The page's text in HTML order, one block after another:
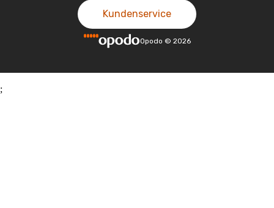
Kundenservice
Opodo © 2026
;